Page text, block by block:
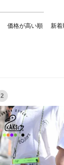
価格が高い順 新着
2